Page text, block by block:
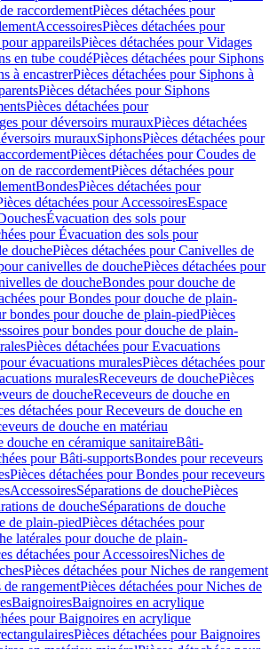
raccordementPièces détachées pour
AccessoiresPièces détachées pour
appareilsPièces détachées pour Vidages
en tube coudéPièces détachées pour Siphons
à encastrerPièces détachées pour Siphons à
Pièces détachées pour Siphons
Pièces détachées pour
pour déversoirs murauxPièces détachées
murauxSiphonsPièces détachées pour
Pièces détachées pour Coudes de
de raccordementPièces détachées pour
BondesPièces détachées pour
détachées pour AccessoiresEspace
Évacuation des sols pour
pour Évacuation des sols pour
douchePièces détachées pour Canivelles de
canivelles de douchePièces détachées pour
de doucheBondes pour douche de
pour Bondes pour douche de plain-
bondes pour douche de plain-piedPièces
pour bondes pour douche de plain-
Pièces détachées pour Evacuations
évacuations muralesPièces détachées pour
muralesReceveurs de douchePièces
de doucheReceveurs de douche en
détachées pour Receveurs de douche en
de douche en matériau
douche en céramique sanitaireBâti-
pour Bâti-supportsBondes pour receveurs
Pièces détachées pour Bondes pour receveurs
AccessoiresSéparations de douchePièces
de doucheSéparations de douche
de plain-piedPièces détachées pour
latérales pour douche de plain-
détachées pour AccessoiresNiches de
Pièces détachées pour Niches de rangement
de rangementPièces détachées pour Niches de
BaignoiresBaignoires en acrylique
pour Baignoires en acrylique
Pièces détachées pour Baignoires